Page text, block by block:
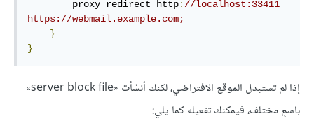
        proxy_redirect http
: //localhost:33411
https://webmail.example.com;
}
}
إذا لم تستبدل الموقع الافتراضي، لكنك أنشَأت «server block file»
باسمٍ مختلف، فيمكنك تفعيله كما يلي: